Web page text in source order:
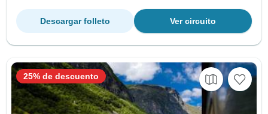
Ver circuito
Descargar folleto
25% de descuento